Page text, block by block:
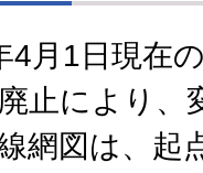
4月1日現在
止により、
網図は、起